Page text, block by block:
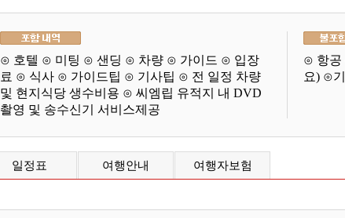
⊙ 호텔 ⊙ 미팅 ⊙ 샌딩 ⊙ 차량 ⊙ 가이드 ⊙ 입장
료 ⊙ 식사 ⊙ 가이드팁 ⊙ 기사팁 ⊙ 전 일정 차량
및 현지식당 생수비용 ⊙ 씨엠립 유적지 내 DVD
촬영 및 송수신기 서비스제공
⊙ 항공
요) ⊙
일정표 여행안내 여행자보험